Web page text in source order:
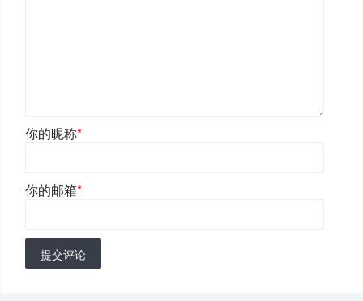
你的昵称*
你的邮箱*
提交评论